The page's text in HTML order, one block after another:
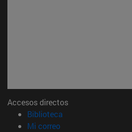
Accesos directos
Biblioteca
Mi correo(abre en nueva